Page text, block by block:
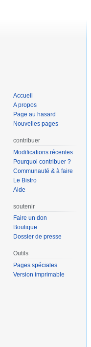
Accueil
A propos
Page au hasard
Nouvelles pages
contribuer
Modifications récentes
Pourquoi contribuer ?
Communauté & à faire
Le Bistro
Aide
soutenir
Faire un don
Boutique
Dossier de presse
Outils
Pages spéciales
Version imprimable